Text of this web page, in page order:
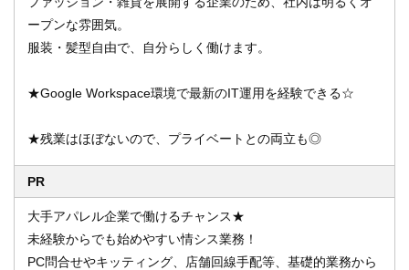
ープンな雰囲気。
服装・髪型自由で、自分らしく働けます。
★Google Workspace環境で最新のIT運用を経験できる☆
★残業はほぼないので、プライベートとの両立も◎
PR
大手アパレル企業で働けるチャンス★
未経験からでも始めやすい情シス業務！
PC問合せやキッティング、店舗回線手配等、基礎的業務から